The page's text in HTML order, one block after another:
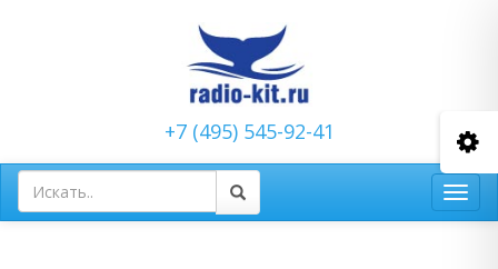
+7 (495) 545-92-41